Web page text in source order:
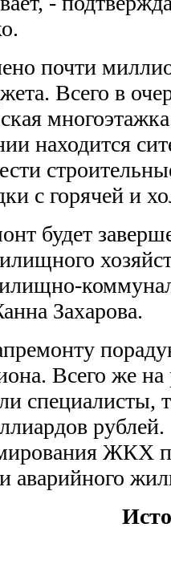
почти
Всего в
находится
с горячей и
будет
Захарова.
Всего же
специалисты,
ЖКХ
аварийного